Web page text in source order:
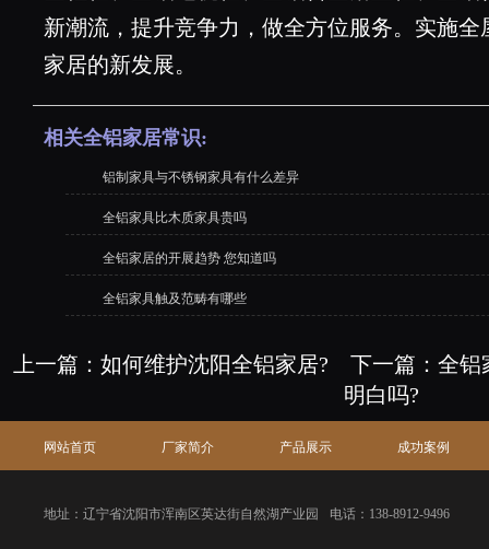
新潮流，提升竞争力，做全方位服务。实施
家居的新发展。
相关全铝家居常识:
铝制家具与不锈钢家具有什么差异
全铝家具比木质家具贵吗
全铝家居的开展趋势 您知道吗
全铝家具触及范畴有哪些
上一篇： 如何维护沈阳全铝家居? 下一篇： 全铝
明白吗?
网站首页 厂家简介 产品展示 成功案例
地址：辽宁省沈阳市浑南区英达街自然湖产业园 电话：138-8912-9496